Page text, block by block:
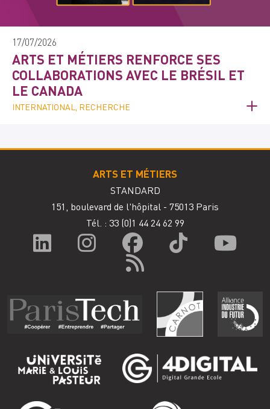
17/07/2026
ARTS ET MÉTIERS RENFORCE SES
COLLABORATIONS AVEC LE BRÉSIL ET
LE CANADA
INTERNATIONAL, RECHERCHE
ARTS ET MÉTIERS
STANDARD
151, boulevard de l'hôpital - 75013 Paris
Tél. : 33 (0)1 44 24 62 99